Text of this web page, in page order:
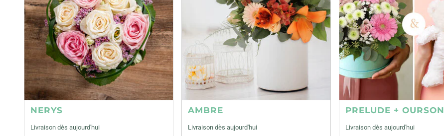
NERYS
Livraison dès aujourd'hui
AMBRE
Livraison dès aujourd'hui
PRELUDE + OURSON
Livraison dès aujourd'hui